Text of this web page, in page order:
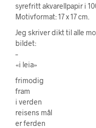
syrefritt akvarellpapir i
Motivformat: 17 x 17 cm.
Jeg skriver dikt til alle
bildet:
–
«i leia»
frimodig
fram
i verden
reisens mål
er ferden